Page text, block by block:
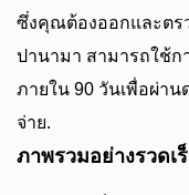
ซึ่งคุณต้องออกและตร
ปานามา สามารถใช้ก
ภายใน 90 วันเพื่อผ่าน
จ่าย.
ภาพรวมอย่างรวดเ